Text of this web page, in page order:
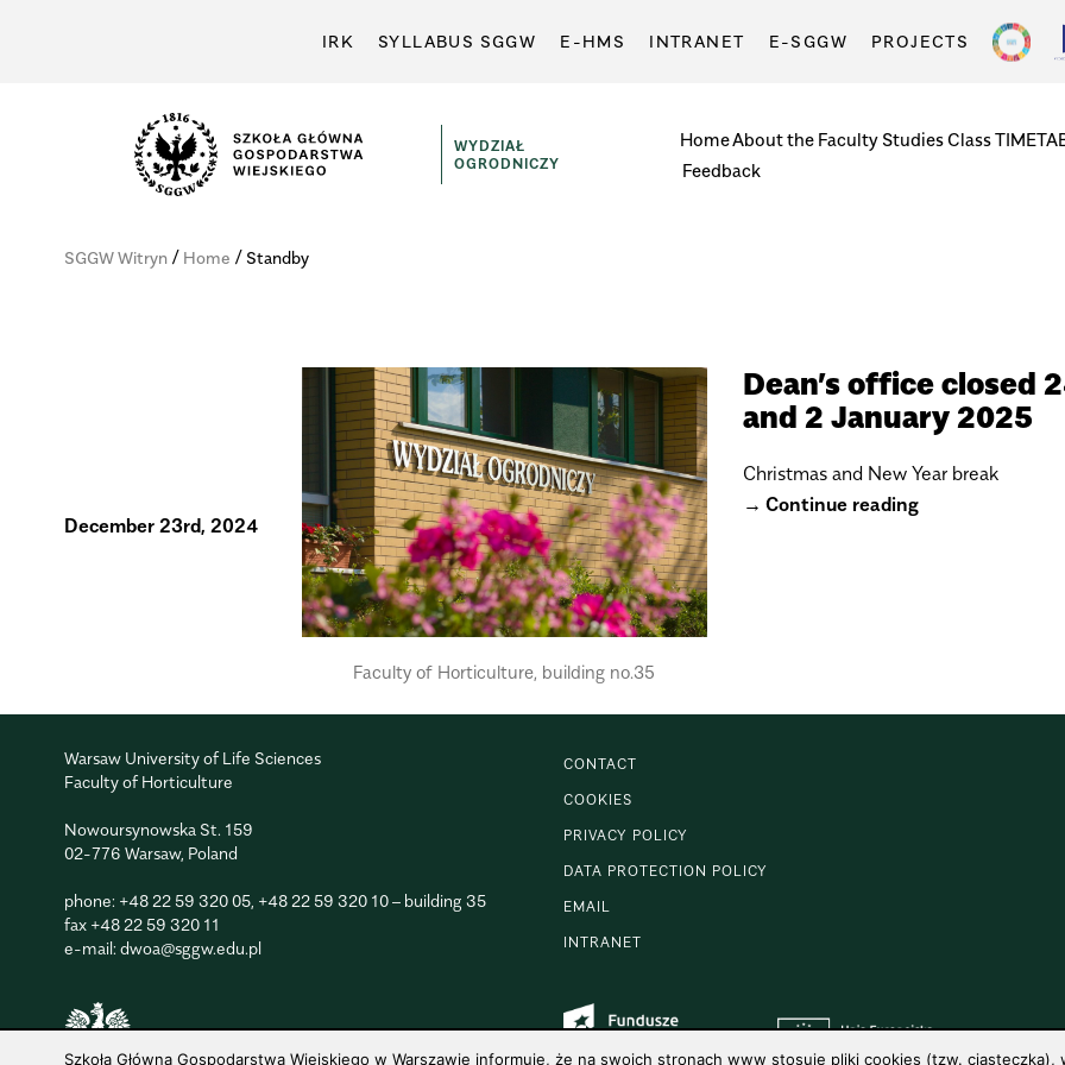
IRK SYLLABUS SGGW E-HMS INTRANET E-SGGW PROJECTS
WYDZIAŁ
OGRODNICZY
HomeAbout the Faculty StudiesClass
Feedback
SGGW Witryn/ Home / Standby
December 23rd, 2024
Faculty of Horticulture, building no.35
Dean’s office closed
and 2 January 2025
Christmas and New Year break
Continue reading
Warsaw University of Life Sciences
Faculty of Horticulture
Nowoursynowska St. 159
02-776 Warsaw, Poland
phone: +48 22 59 320 05, +48 22 59 320 10– building 35
fax +48 22 59 320 11
e-mail: dwoa@sggw.edu.pl
CONTACT
COOKIES
PRIVACY POLICY
DATA PROTECTION POLICY
EMAIL
INTRANET
Szkoła Główna Gospodarstwa Wiejskiego w Warszawie informuje, że na swoich stronach www stosuje pliki cookies (tzw.